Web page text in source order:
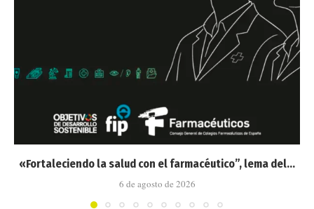
«Fortaleciendo la salud con el farmacéutico”, lema del...
6 de agosto de 2026